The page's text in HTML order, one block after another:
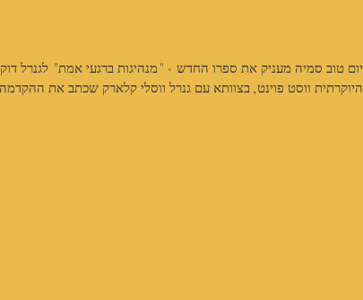
יום טוב סמיה מעניק את ספרו החדש - "מנהיגות ברגעי אמת" לגנרל
היוקרתית ווסט פוינט, בצוותא עם גנרל ווסלי קלארק שכתב את